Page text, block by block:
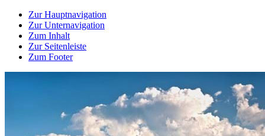
Zur Hauptnavigation
Zur Unternavigation
Zum Inhalt
Zur Seitenleiste
Zum Footer